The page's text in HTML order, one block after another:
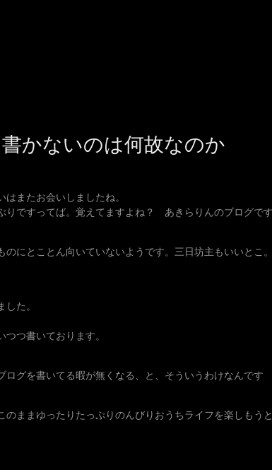
かないのは何故なのか
またお会いしましたね。
りですってば。覚えてますよね？ あきらりんのブログです
にとことん向いていないようです。三日坊主もいいとこ。
た。
つ書いております。
グを書いてる暇が無くなる、と、そういうわけなんです
ままゆったりたっぷりのんびりおうちライフを楽しもうと